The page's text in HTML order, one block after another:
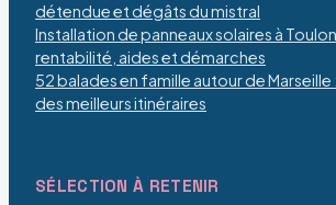
détendue et dégâts du mistral
Installation de panneaux solaires à Toulon
rentabilité, aides et démarches
52 balades en famille autour de
des meilleurs itinéraires
SÉLECTION À RETENIR